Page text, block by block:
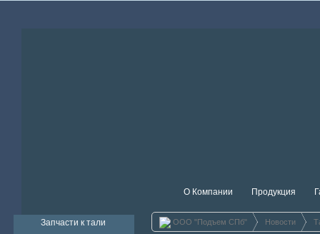
О Компании Продукция
Запчасти к тали ООО "Подъем СПб" Новости